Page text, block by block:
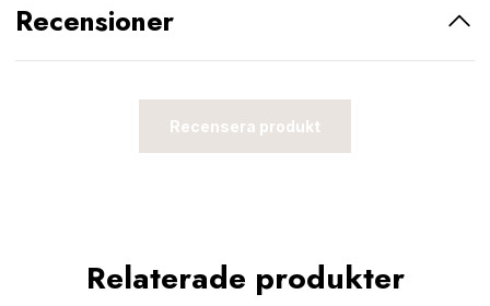
Recensioner
Recensera produkt
Relaterade produkter